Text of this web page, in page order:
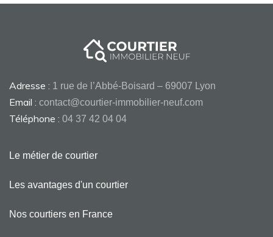
Adresse : 1 rue de l’Abbé-Boisard – 69007 Lyon
Email : contact@courtier-immobilier-neuf.com
Téléphone : 04 37 42 04 04
Le métier de courtier
Les avantages d'un courtier
Nos courtiers en France